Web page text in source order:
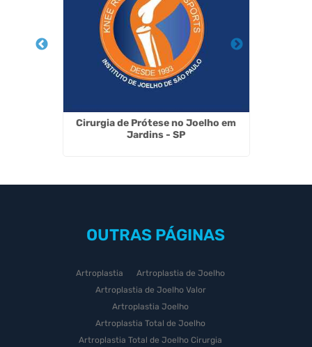
Cirurgia de Prótese no Joelho em
Jardins - SP
OUTRAS PÁGINAS
Artroplastia
Artroplastia de Joelho
Artroplastia de Joelho Valor
Artroplastia Joelho
Artroplastia Total de Joelho
Artroplastia Total de Joelho Cirurgia